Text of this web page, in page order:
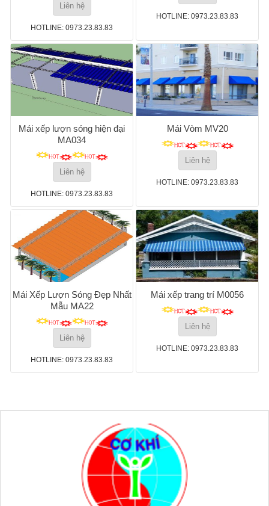
Liên hệ
HOTLINE: 0973.23.83.83
HOTLINE: 0973.23.83.83
Mái xếp lượn sóng hiện đại
MA034
Liên hệ
HOTLINE: 0973.23.83.83
Mái Vòm MV20
Liên hệ
HOTLINE: 0973.23.83.83
Mái Xếp Lượn Sóng Đẹp Nhất
Mẫu MA22
Liên hệ
HOTLINE: 0973.23.83.83
Mái xếp trang trí M0056
Liên hệ
HOTLINE: 0973.23.83.83